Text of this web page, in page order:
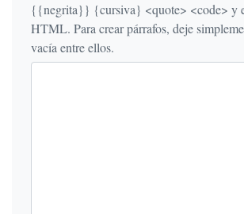
{{negrita}} {cursiva} <quote> <code> y el código
HTML. Para crear párrafos, deje
vacía entre ellos.